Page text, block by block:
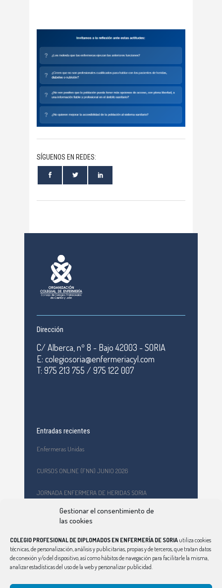
Gestionar el consentimiento de
las cookies
COLEGIO PROFESIONAL DE DIPLOMADOS EN ENFERMERÍA DE SORIA utiliza cookies
técnicas, de personalización, análisis y publicitarias, propias y de terceros, que tratan datos
de conexión y/o del dispositivo, así como hábitos de navegación para facilitarle la misma,
analizar estadísticas del uso de la web y personalizar publicidad.
SÍGUENOS EN REDES:
Dirección
C/ Alberca, nº 8 - Bajo 42003 - SORIA
E: colegiosoria@enfermeriacyl.com
T: 975 213 755 / 975 122 007
Entradas recientes
Enfermeras Unidas
CURSOS ONLINE (FNN) JUNIO 2026
JORNADA ENFERMERA DE HERIDAS SORIA
Formación en primeros auxilios y prevención de riesgos
laborales en el CEPA Celtiberia
Curso Ciberindex junio 2026 – AT7 – Cuidados a mujeres
víctimas de violencia de género